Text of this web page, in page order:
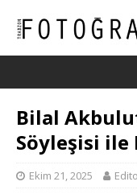
Bilal
Söyleşisi ile
Ekim 21, 2025